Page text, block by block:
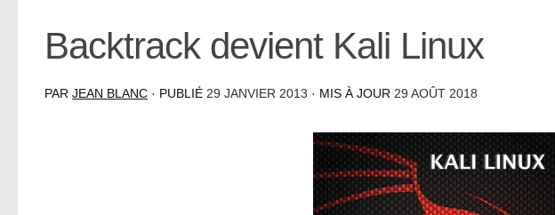
Backtrack devient Kali Linux
PAR JEAN BLANC · PUBLIÉ 29 JANVIER 2013 · MIS À JOUR 29 AOÛT 2018